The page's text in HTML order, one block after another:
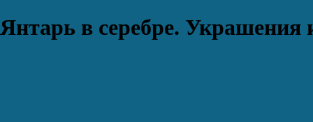
Янтарь в серебре. Украшения